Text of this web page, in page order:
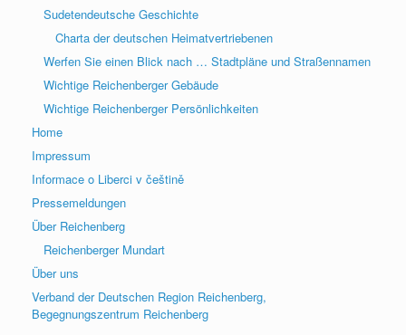
Sudetendeutsche Geschichte
Charta der deutschen Heimatvertriebenen
Werfen Sie einen Blick nach … Stadtpläne und Straßennamen
Wichtige Reichenberger Gebäude
Wichtige Reichenberger Persönlichkeiten
Home
Impressum
Informace o Liberci v češtině
Pressemeldungen
Über Reichenberg
Reichenberger Mundart
Über uns
Verband der Deutschen Region Reichenberg,
Begegnungszentrum Reichenberg